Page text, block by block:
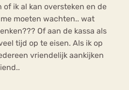
of ik al kan oversteken en de
moeten wachten.. wat
Of aan de kassa als
tijd op te eisen. Als ik op
vriendelijk aankijken